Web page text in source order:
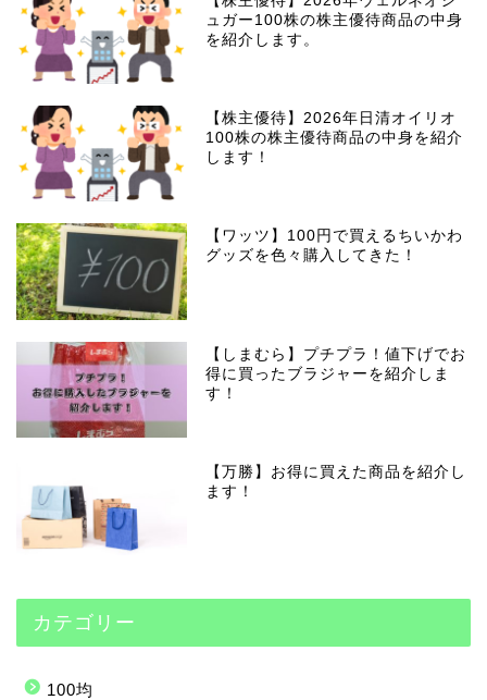
ュガー100株の株主優待商品の中身
を紹介します。
【株主優待】2026年日清オイリオ
100株の株主優待商品の中身を紹介
します！
【ワッツ】100円で買えるちいかわ
グッズを色々購入してきた！
【しまむら】プチプラ！値下げでお
得に買ったブラジャーを紹介しま
す！
【万勝】お得に買えた商品を紹介し
ます！
カテゴリー
100均